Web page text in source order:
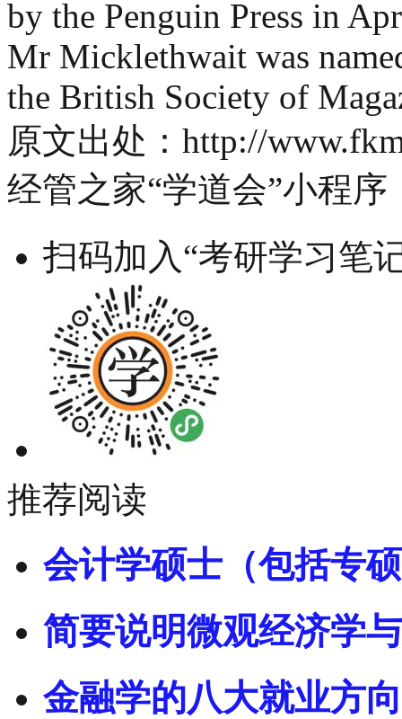
by the Penguin Press in
Mr Micklethwait was
the British Society of
原文出处：http://
经管之家“学道会”小程序
扫码加入“考研学习笔
推荐阅读
会计学硕士（包括专
简要说明微观经济学
金融学的八大就业方